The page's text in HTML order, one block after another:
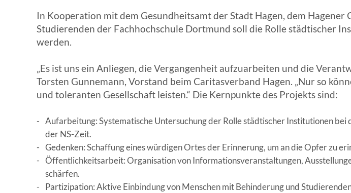
In Kooperation mit dem Gesundheitsamt der Stadt Hagen, dem
Studierenden der Fachhochschule Dortmund soll die Rolle städtischer
werden.
„Es ist uns ein Anliegen, die Vergangenheit aufzuarbeiten und die
Torsten Gunnemann, Vorstand beim Caritasverband Hagen. „Nur so
und toleranten Gesellschaft leisten.“ Die Kernpunkte des Projekts sind:
Aufarbeitung: Systematische Untersuchung der Rolle städtischer Institutionen
der NS-Zeit.
Gedenken: Schaffung eines würdigen Ortes der Erinnerung, um an die Opfer zu
Öffentlichkeitsarbeit: Organisation von Informationsveranstaltungen,
schärfen.
Partizipation: Aktive Einbindung von Menschen mit Behinderung und